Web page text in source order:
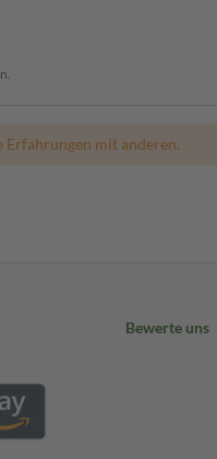
Erfahrungen mit anderen.
Bewerte uns